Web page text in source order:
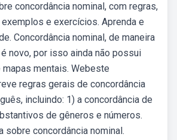
concordância nominal, com regras,
e exercícios. Aprenda e
Concordância nominal, de maneira
novo, por isso ainda não possui
mentais. Webeste
regras gerais de concordância
incluindo: 1) a concordância de
de gêneros e números.
sobre concordância nominal.